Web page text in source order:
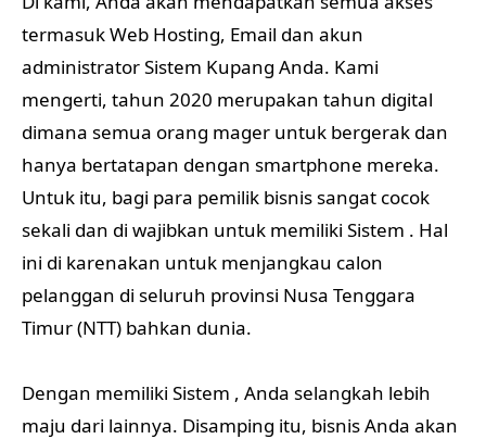
termasuk Web Hosting, Email dan akun
administrator Sistem Kupang Anda. Kami
mengerti, tahun 2020 merupakan tahun digital
dimana semua orang mager untuk bergerak dan
hanya bertatapan dengan smartphone mereka.
Untuk itu, bagi para pemilik bisnis sangat cocok
sekali dan di wajibkan untuk memiliki Sistem . Hal
ini di karenakan untuk menjangkau calon
pelanggan di seluruh provinsi Nusa Tenggara
Timur (NTT) bahkan dunia.
Dengan memiliki Sistem , Anda selangkah lebih
maju dari lainnya. Disamping itu, bisnis Anda akan